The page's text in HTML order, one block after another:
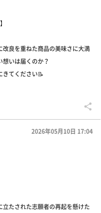
良を重ねた商品の美味さに大満
いは届くのか？
きてください📝
2026年05月10日 17:04
たされた志願者の再起を懸けた